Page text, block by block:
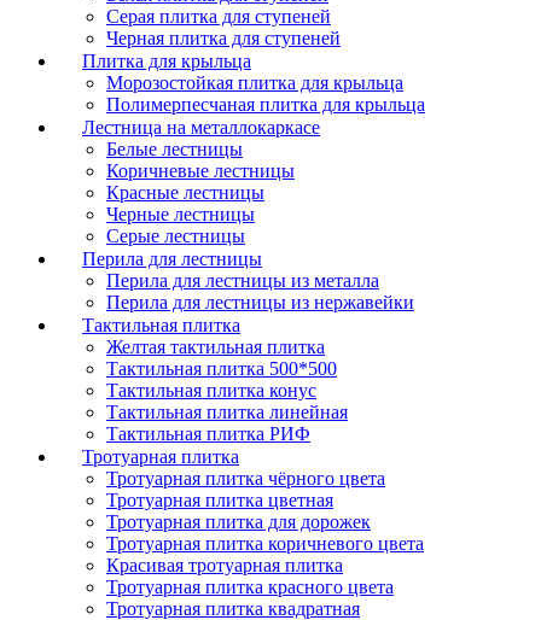
Серая плитка для ступеней
Черная плитка для ступеней
Плитка для крыльца
Морозостойкая плитка для крыльца
Полимерпесчаная плитка для крыльца
Лестница на металлокаркасе
Белые лестницы
Коричневые лестницы
Красные лестницы
Черные лестницы
Серые лестницы
Перила для лестницы
Перила для лестницы из металла
Перила для лестницы из нержавейки
Тактильная плитка
Желтая тактильная плитка
Тактильная плитка 500*500
Тактильная плитка конус
Тактильная плитка линейная
Тактильная плитка РИФ
Тротуарная плитка
Тротуарная плитка чёрного цвета
Тротуарная плитка цветная
Тротуарная плитка для дорожек
Тротуарная плитка коричневого цвета
Красивая тротуарная плитка
Тротуарная плитка красного цвета
Тротуарная плитка квадратная